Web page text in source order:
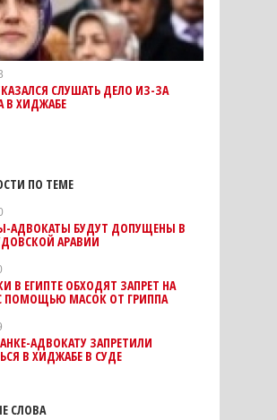
СЛУШАТЬ ДЕЛО ИЗ-ЗА
В ХИДЖАБЕ
ПО ТЕМЕ
АДВОКАТЫ БУДУТ ДОПУЩЕНЫ В
АРАВИИ
В ЕГИПТЕ ОБХОДЯТ ЗАПРЕТ НА
ПОМОЩЬЮ МАСОК ОТ ГРИППА
АДВОКАТУ ЗАПРЕТИЛИ
В ХИДЖАБЕ В СУДЕ
СЛОВА